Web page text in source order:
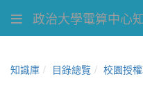
政治大學電算中心
知識庫 目錄總覽 校園授